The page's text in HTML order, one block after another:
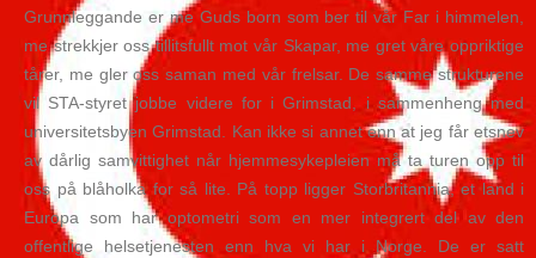
Grunnleggande er me Guds born som ber til vår Far i himmelen,
me strekkjer oss tillitsfullt mot vår Skapar, me gret våre oppriktige
tårer, me gler oss saman med vår frelsar. De samme strukturene
vil STA-styret jobbe videre for i Grimstad, i sammenheng med
universitetsbyen Grimstad. Kan ikke si annet enn at jeg får etsnev
av dårlig samvittighet når hjemmesykepleien må ta turen opp til
oss på blåholka for så lite. På topp ligger Storbritannia, et land i
Europa som har optometri som en mer integrert del av den
offentlige helsetjenesten enn hva vi har i Norge. De er satt